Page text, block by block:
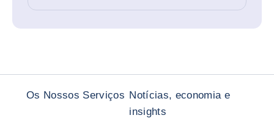
Os Nossos Serviços Notícias, economia e
insights